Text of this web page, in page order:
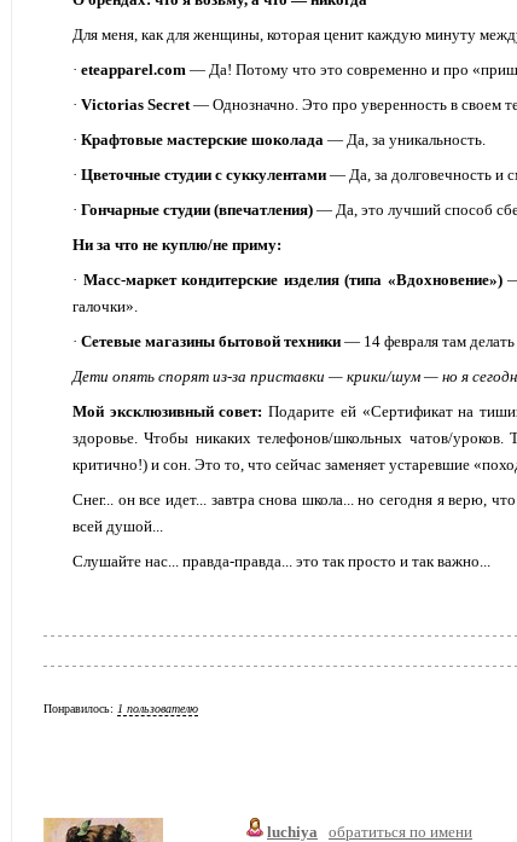
Для меня, как для женщины, которая ценит каждую минуту
· eteapparel.com — Да! Потому что это современно и про
· Victorias Secret— Однозначно. Это про уверенность в своем
· Крафтовые мастерские шоколада — Да, за уникальность.
· Цветочные студии с суккулентами — Да, за долговечность и
· Гончарные студии (впечатления) — Да, это лучший способ
Ни за что не куплю/не приму:
· Масс-маркет кондитерские изделия (типа «Вдохновение»)—
галочки».
· Сетевые магазины бытовой техники — 14 февраля там
Дети опять спорят из-за приставки — крики/шум — но я
Мой эксклюзивный совет: Подарите ей «Сертификат на
здоровье. Чтобы никаких телефонов/школьных чатов/уроков.
критично!) и сон. Это то, что сейчас заменяет устаревшие
Снег... он все идет... завтра снова школа... но сегодня я
всей душой...
Слушайте нас... правда-правда... это так просто и так важно...
Понравилось: 1 пользователю
luchiya
обратиться по имени